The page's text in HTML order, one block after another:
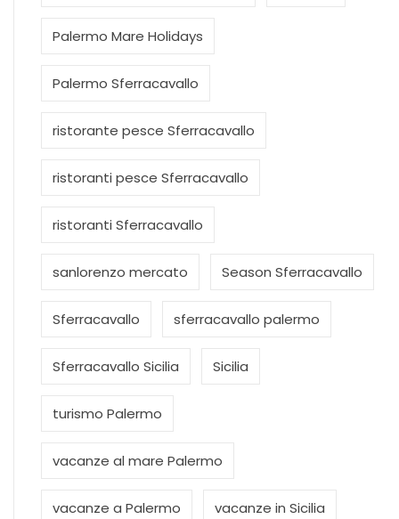
Palermo Mare Holidays
Palermo Sferracavallo
ristorante pesce Sferracavallo
ristoranti pesce Sferracavallo
ristoranti Sferracavallo
sanlorenzo mercato Season Sferracavallo
Sferracavallo sferracavallo palermo
Sferracavallo Sicilia Sicilia
turismo Palermo
vacanze al mare Palermo
vacanze a Palermo vacanze in Sicilia